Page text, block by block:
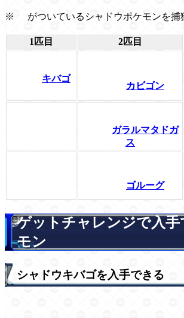
※ がついているシャドウポケモンを捕
1匹目 2匹目
キバゴ
カビゴン
ガラルマタドガ
ス
ゴルーグ
ゲットチャレンジで入
モン
シャドウキバゴを入手できる